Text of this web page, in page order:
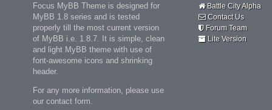
Focus MyBB Theme is designed for
MyBB 1.8 series and is tested
properly till the most current version
of MyBB i.e. 1.8.7. It is simple, clean
and light MyBB theme with use of
font-awesome icons and shrinking
header.
For any more information, please use
our contact form.
Battle City Alpha
Contact Us
Forum Team
Lite Version